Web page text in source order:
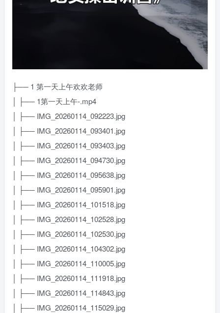
├── 1 第一天上午欢欢老师
│ ├── 1第一天上午-.mp4
│ ├── IMG_20260114_092223.jpg
│ ├── IMG_20260114_093401.jpg
│ ├── IMG_20260114_093403.jpg
│ ├── IMG_20260114_094730.jpg
│ ├── IMG_20260114_095638.jpg
│ ├── IMG_20260114_095901.jpg
│ ├── IMG_20260114_101518.jpg
│ ├── IMG_20260114_102528.jpg
│ ├── IMG_20260114_102530.jpg
│ ├── IMG_20260114_104302.jpg
│ ├── IMG_20260114_110005.jpg
│ ├── IMG_20260114_111918.jpg
│ ├── IMG_20260114_114843.jpg
│ ├── IMG_20260114_115029.jpg